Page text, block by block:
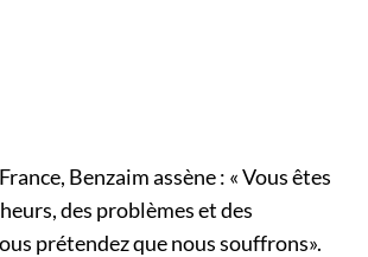
Benzaim assène : « Vous êtes
des problèmes et des
prétendez que nous souffrons».